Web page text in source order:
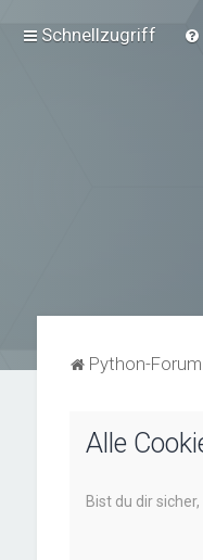
Schnellzugriff
Python-
Alle
Bist du dir